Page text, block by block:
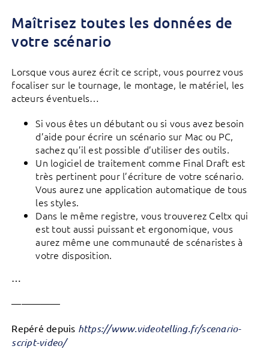
Maîtrisez toutes les données de
votre scénario
Lorsque vous aurez écrit ce script, vous pourrez vous
focaliser sur le tournage, le montage, le matériel, les
acteurs éventuels…
Si vous êtes un débutant ou si vous avez besoin
d’aide pour écrire un scénario sur Mac ou PC,
sachez qu’il est possible d’utiliser des outils.
Un logiciel de traitement comme Final Draft est
très pertinent pour l’écriture de votre scénario.
Vous aurez une application automatique de tous
les styles.
Dans le même registre, vous trouverez Celtx qui
est tout aussi puissant et ergonomique, vous
aurez même une communauté de scénaristes à
votre disposition.
…
—————
Repéré depuis https://www.videotelling.fr/scenario-
script-video/